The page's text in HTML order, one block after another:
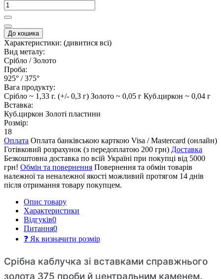
До кошика
Характеристики: (дивитися всі)
Вид металу:
Срібло / Золото
Проба:
925° / 375°
Вага продукту:
Срібло ~ 1,33 г. (+/- 0,3 г) Золото ~ 0,05 г Куб.циркон ~ 0,04 г
Вставка:
Куб.циркон Золоті пластини
Розмір:
18
Оплата Оплата банківською карткою Visa / Mastercard (онлайн)
Готівковий розрахунок (з передоплатою 200 грн) Доставка
Безкоштовна доставка по всій Україні при покупці від 5000
грн! Обмін та повернення Повернення та обмін товарів
належної та неналежної якості можливий протягом 14 днів
після отримання товару покупцем.
Опис товару
Характеристики
Відгуків0
Питання0
❓ Як визначити розмір
Срібна каблучка зі вставками справжнього
золота 375 проби й центральним каменем.